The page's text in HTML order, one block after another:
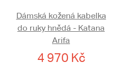
Dámská kožená kabelka
do ruky hnědá - Katana
Arifa
4 970 Kč